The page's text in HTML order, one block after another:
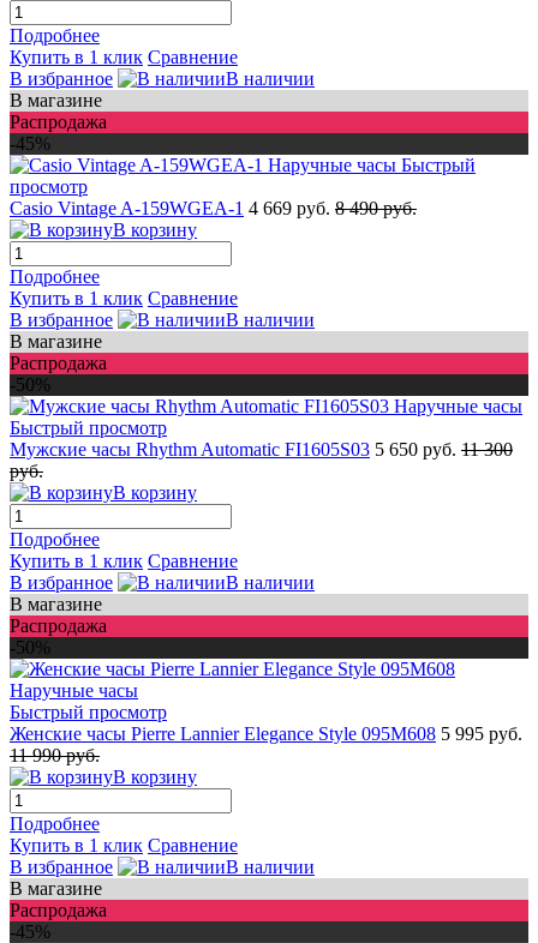
Подробнее
Купить в 1 клик Сравнение
В избранное
В наличии
В магазине
Распродажа
-45%
Быстрый
просмотр
Casio Vintage A-159WGEA-1 4 669 руб. 8 490 руб.
В корзину
Подробнее
Купить в 1 клик Сравнение
В избранное
В наличии
В магазине
Распродажа
-50%
Быстрый просмотр
Мужские часы Rhythm Automatic FI1605S03 5 650 руб. 11 300
руб.
В корзину
Подробнее
Купить в 1 клик Сравнение
В избранное
В наличии
В магазине
Распродажа
-50%
Быстрый просмотр
Женские часы Pierre Lannier Elegance Style 095M608 5 995 руб.
11 990 руб.
В корзину
Подробнее
Купить в 1 клик Сравнение
В избранное
В наличии
В магазине
Распродажа
-45%